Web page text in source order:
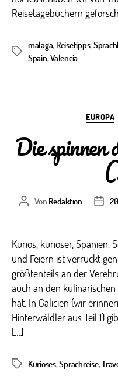
Reisetagebüchern
Schlagwörter
malaga, Reisetipps,
Spain,Valencia
EUROPA
Die spinnen
Beitragsautor
Von Redaktion
Kurios, kurioser, Spanien.
und Feiern ist verrückt
größtenteils an der
auch an den
hat. In Galicien (wir
Hinterwäldler aus Teil 1)
[…]
Schlagwörter
Kurioses,Sprachreise,